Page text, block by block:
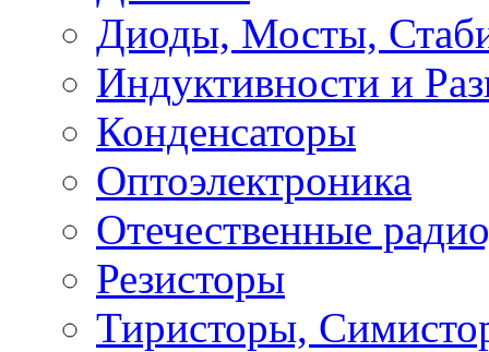
Диоды, Мосты,
Индуктивности и
Конденсаторы
Оптоэлектроника
Отечественные
Резисторы
Тиристоры,